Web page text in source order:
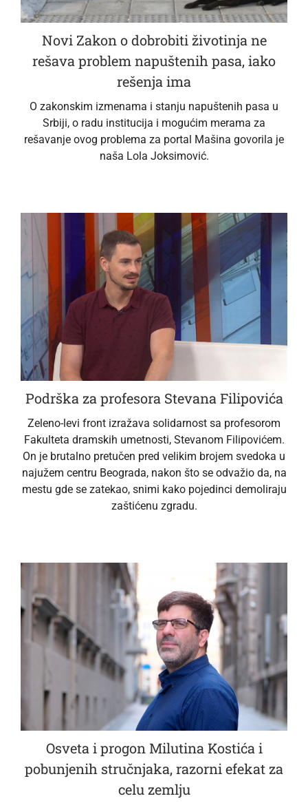
Novi Zakon o dobrobiti životinja ne
rešava problem napuštenih pasa, iako
rešenja ima
O zakonskim izmenama i stanju napuštenih pasa u
Srbiji, o radu institucija i mogućim merama za
rešavanje ovog problema za portal Mašina govorila je
naša Lola Joksimović.
Podrška za profesora Stevana Filipovića
Zeleno-levi front izražava solidarnost sa profesorom
Fakulteta dramskih umetnosti, Stevanom Filipovićem.
On je brutalno pretučen pred velikim brojem svedoka u
najužem centru Beograda, nakon što se odvažio da, na
mestu gde se zatekao, snimi kako pojedinci demoliraju
zaštićenu zgradu.
Osveta i progon Milutina Kostića i
pobunjenih stručnjaka, razorni efekat za
celu zemlju